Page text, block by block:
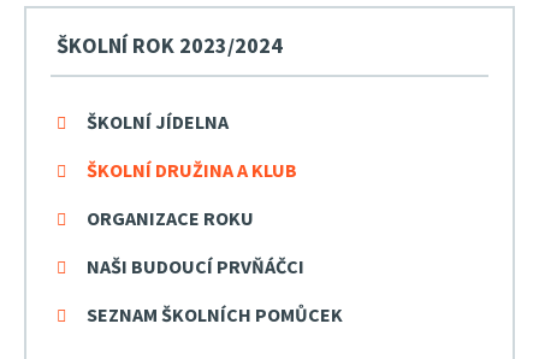
ŠKOLNÍ ROK 2023/2024
ŠKOLNÍ JÍDELNA
ŠKOLNÍ DRUŽINA A KLUB
ORGANIZACE ROKU
NAŠI BUDOUCÍ PRVŇÁČCI
SEZNAM ŠKOLNÍCH POMŮCEK